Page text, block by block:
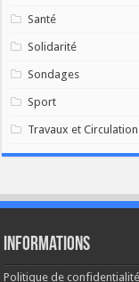
Santé
Solidarité
Sondages
Sport
Travaux et Circulation
Informations
Politique de